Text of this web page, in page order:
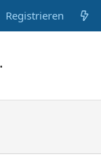
Registrieren